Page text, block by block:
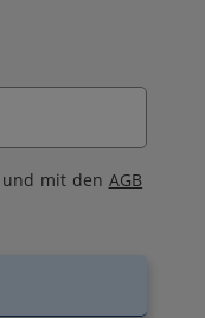
mit den AGB